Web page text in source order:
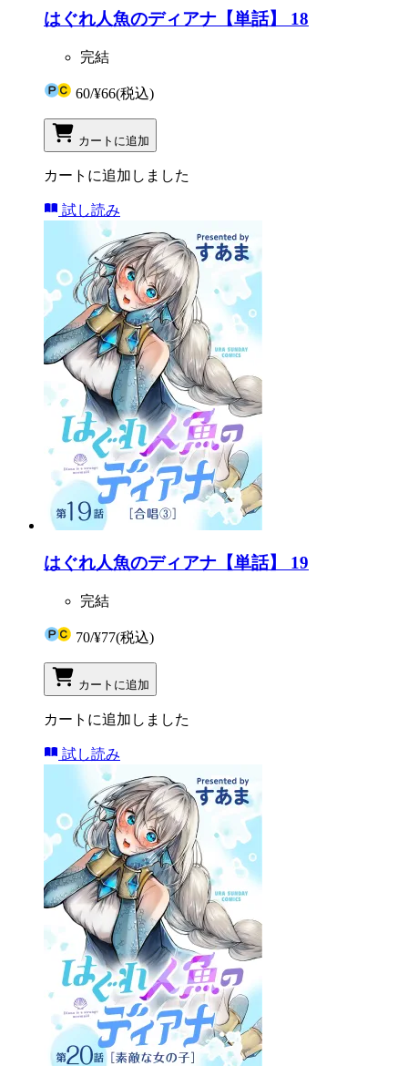
はぐれ人魚のディアナ【単話】 18
完結
60/¥66(税込)
カートに追加
カートに追加しました
試し読み
はぐれ人魚のディアナ【単話】 19
完結
70/¥77(税込)
カートに追加
カートに追加しました
試し読み